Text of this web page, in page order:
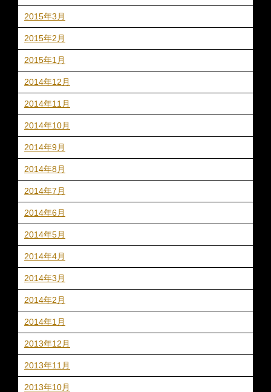
2015年3月
2015年2月
2015年1月
2014年12月
2014年11月
2014年10月
2014年9月
2014年8月
2014年7月
2014年6月
2014年5月
2014年4月
2014年3月
2014年2月
2014年1月
2013年12月
2013年11月
2013年10月